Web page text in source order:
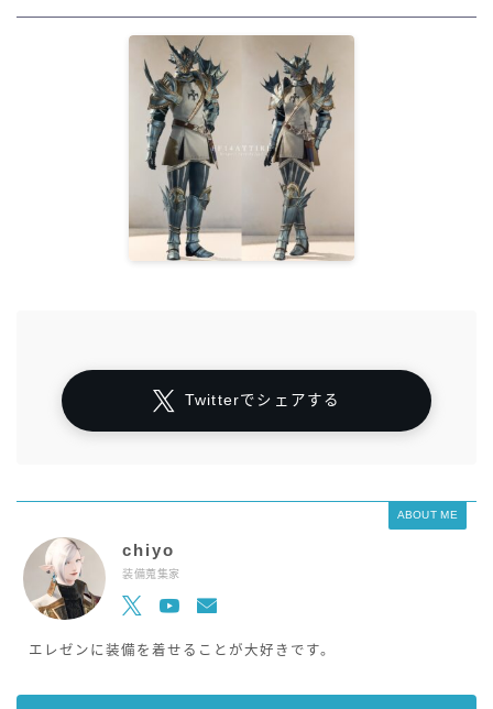
Twitterでシェアする
ABOUT ME
chiyo
装備蒐集家
エレゼンに装備を着せることが大好きです。